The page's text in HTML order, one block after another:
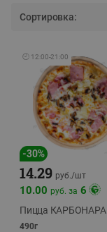
Сортировка:
🕘 12:00-21:00
-30%
14.29 руб./шт
10.00 руб. за 6
Пицца КАРБОНАРА
490г